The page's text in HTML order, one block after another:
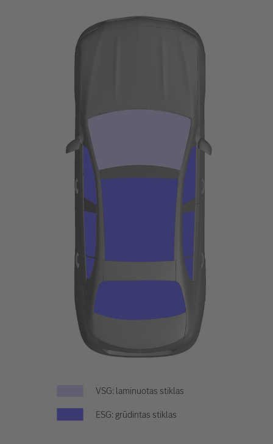
VSG: laminuotas stiklas
ESG: grūdintas stiklas